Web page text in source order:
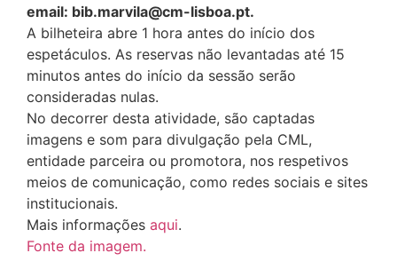
email: bib.marvila@cm-lisboa.pt.
A bilheteira abre 1 hora antes do início dos
espetáculos. As reservas não levantadas até 15
minutos antes do início da sessão serão
consideradas nulas.
No decorrer desta atividade, são captadas
imagens e som para divulgação pela CML,
entidade parceira ou promotora, nos respetivos
meios de comunicação, como redes sociais e sites
institucionais.
Mais informações aqui.
Fonte da imagem.